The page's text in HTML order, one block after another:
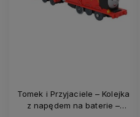
Tomek i Przyjaciele – Kolejka
z napędem na baterie –